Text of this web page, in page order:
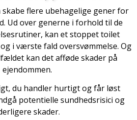
flere ubehagelige gener for
Ud over generne i forhold til de
kan et stoppet toilet
i værste fald oversvømmelse. Og
kan det afføde skader på
ejendommen.
du handler hurtigt og får løst
potentielle sundhedsrisici og
skader.